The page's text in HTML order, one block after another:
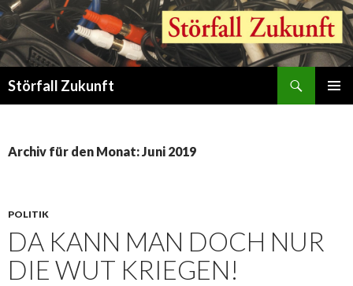
Störfall Zukunft
Archiv für den Monat: Juni 2019
POLITIK
DA KANN MAN DOCH NUR
DIE WUT KRIEGEN!